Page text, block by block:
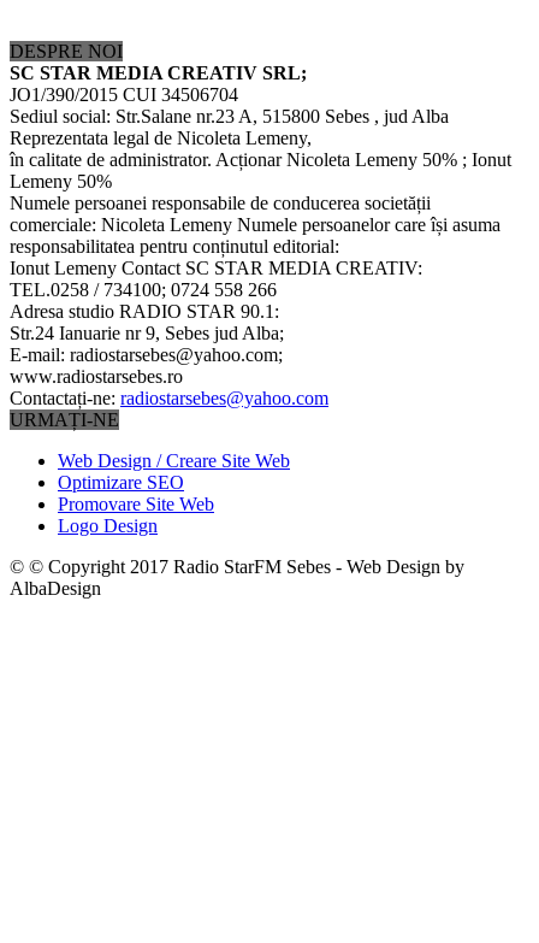
DESPRE NOI
SC STAR MEDIA CREATIV SRL;
JO1/390/2015 CUI 34506704
Sediul social: Str.Salane nr.23 A, 515800 Sebes , jud Alba
Reprezentata legal de Nicoleta Lemeny,
în calitate de administrator. Acționar Nicoleta Lemeny 50% ; Ionut
Lemeny 50%
Numele persoanei responsabile de conducerea societății
comerciale: Nicoleta Lemeny Numele persoanelor care își asuma
responsabilitatea pentru conținutul editorial:
Ionut Lemeny Contact SC STAR MEDIA CREATIV:
TEL.0258 / 734100; 0724 558 266
Adresa studio RADIO STAR 90.1:
Str.24 Ianuarie nr 9, Sebes jud Alba;
E-mail: radiostarsebes@yahoo.com;
www.radiostarsebes.ro
Contactați-ne: radiostarsebes@yahoo.com
URMAȚI-NE
Web Design / Creare Site Web
Optimizare SEO
Promovare Site Web
Logo Design
© © Copyright 2017 Radio StarFM Sebes - Web Design by
AlbaDesign